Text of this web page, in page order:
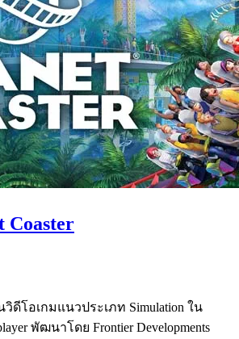
Coaster
นวิดีโอเกมแนวประเภท Simulation ใน
พัฒนาโดย Frontier Developments